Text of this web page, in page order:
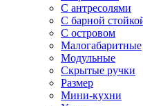
С антресолями
С барной
С островом
Малогабаритные
Модульные
Скрытые ручки
Размер
Мини-кухни